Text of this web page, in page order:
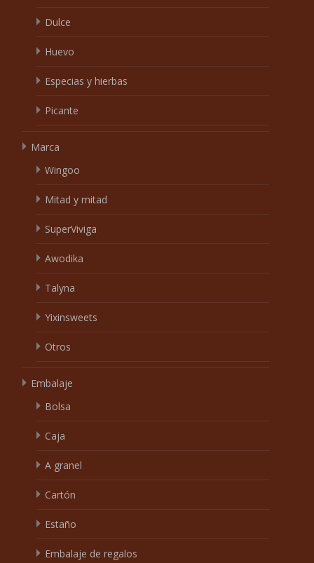
Dulce
Huevo
Especias y hierbas
Picante
Marca
Wingoo
Mitad y mitad
SuperViviga
Awodika
Talyna
Yixinsweets
Otros
Embalaje
Bolsa
Caja
A granel
Cartón
Estaño
Embalaje de regalos